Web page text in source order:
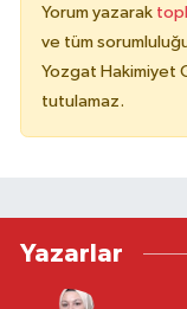
Yorum yazarak
ve tüm
Yozgat Hakimiyet
tutulamaz.
Yazarlar